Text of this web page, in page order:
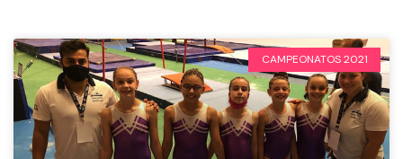
CAMPEONATOS 2021